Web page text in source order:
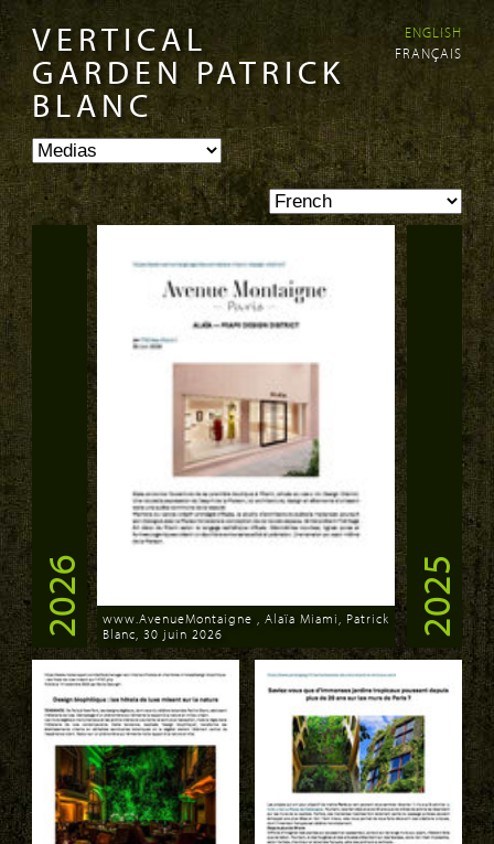
Skip to
main
content
Skip to
navigation
VERTICAL
GARDEN PATRICK
BLANC
ENGLISH
FRANÇAIS
2026
Download
www.AvenueMontaigne , Alaïa Miami, Patrick
Blanc, 30 juin 2026
2025
PAGES